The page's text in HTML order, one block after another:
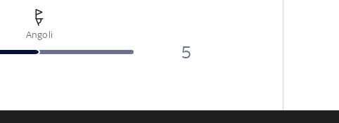
Angoli
5